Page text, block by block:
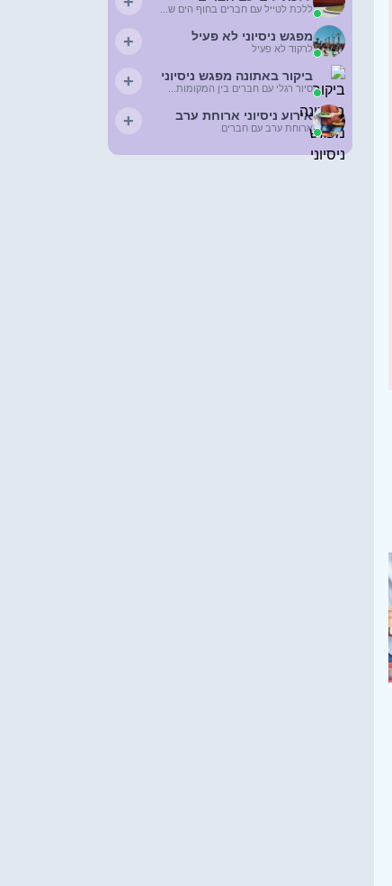
ללכת לטייל עם חברים בחוף הים ש...
מפגש ניסיוני לא פעיל
לרקוד לא פעיל +
ביקור באתונה מפגש ניסיוני
סיור רגלי עם חברים בין המקומות... +
אירוע ניסיוני ארוחת ערב
ארוחת ערב עם חברים +